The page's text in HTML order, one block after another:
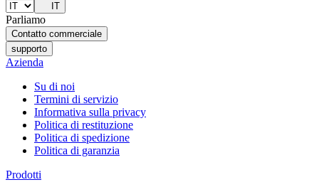
IT
Parliamo
Contatto commerciale
supporto
Azienda
Su di noi
Termini di servizio
Informativa sulla privacy
Politica di restituzione
Politica di spedizione
Politica di garanzia
Prodotti